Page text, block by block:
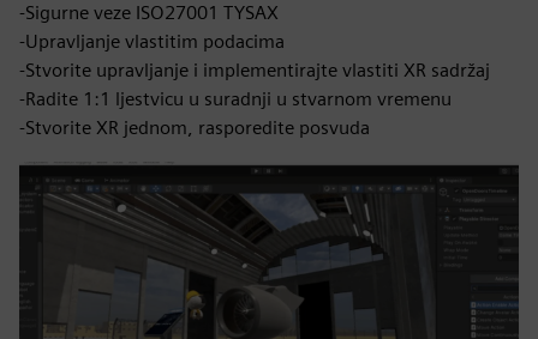
-Sigurne veze ISO27001 TYSAX
-Upravljanje vlastitim podacima
-Stvorite upravljanje i implementirajte vlastiti XR sadržaj
-Radite 1:1 ljestvicu u suradnji u stvarnom vremenu
-Stvorite XR jednom, rasporedite posvuda